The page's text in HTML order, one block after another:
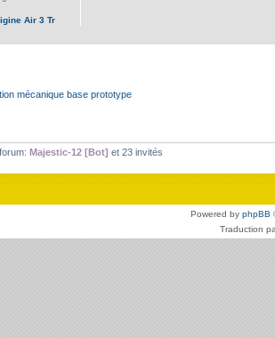
Air 3 Tr
mécanique base prototype
Majestic-12 [Bot] et 23 invités
Powered by phpBB
Traduction